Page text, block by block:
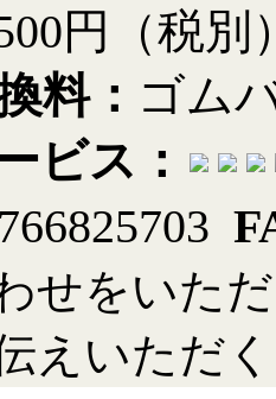
円（税別
料： ゴム
ビス：
せをいた
えいただ